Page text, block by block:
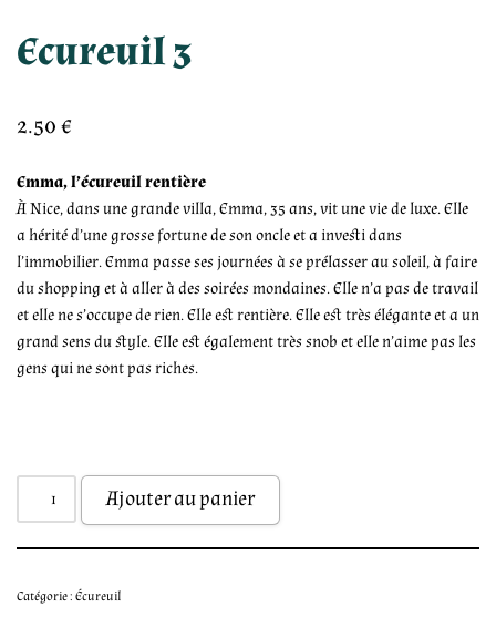
Ecureuil 3
2.50€
Emma, l’écureuil rentière
À Nice, dans une grande villa, Emma, 35 ans, vit une vie de luxe. Elle
a hérité d’une grosse fortune de son oncle et a investi dans
l’immobilier. Emma passe ses journées à se prélasser au soleil, à faire
du shopping et à aller à des soirées mondaines. Elle n’a pas de travail
et elle ne s’occupe de rien. Elle est rentière. Elle est très élégante et a un
grand sens du style. Elle est également très snob et elle n’aime pas les
gens qui ne sont pas riches.
Ajouter au panier
Catégorie :Écureuil